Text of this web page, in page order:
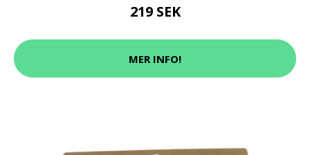
219 SEK
MER INFO!